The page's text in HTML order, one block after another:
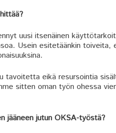
uusi itsenäinen
Usein esitetäänkin toiveita,
eikä resursointia
sitten oman työn ohessa
jääneen jutun OKSA-työstä?